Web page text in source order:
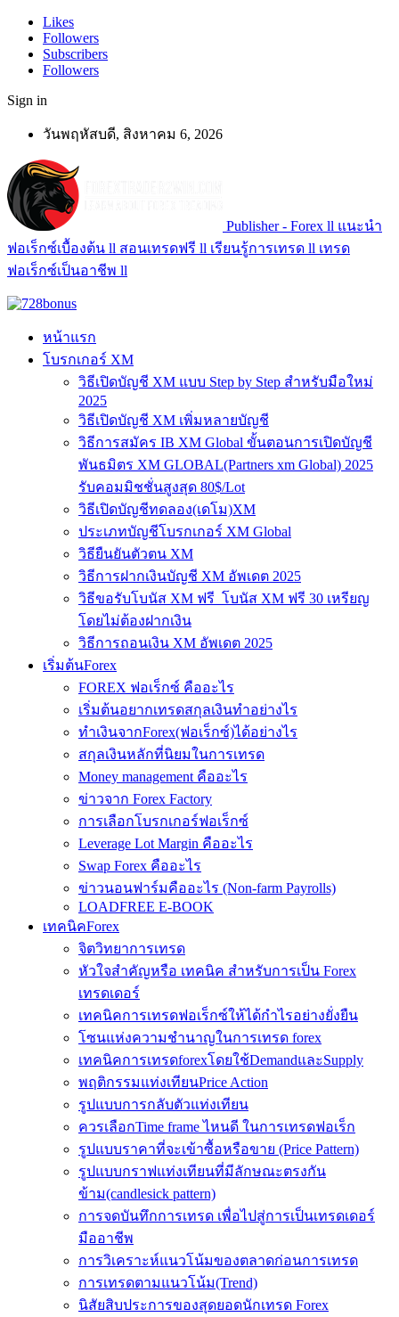
Likes
Followers
Subscribers
Followers
Sign in
วันพฤหัสบดี, สิงหาคม 6, 2026
Publisher - Forex ll แนะนำ
ฟอเร็กซ์เบื้องต้น ll สอนเทรดฟรี ll เรียนรู้การเทรด ll เทรด
ฟอเร็กซ์เป็นอาชีพ ll
หน้าแรก
โบรกเกอร์ XM
วิธีเปิดบัญชี XM แบบ Step by Step สำหรับมือใหม่
2025
วิธีเปิดบัญชี XM เพิ่มหลายบัญชี
วิธีการสมัคร IB XM Global ขั้นตอนการเปิดบัญชี
พันธมิตร XM GLOBAL(Partners xm Global) 2025
รับคอมมิชชั่นสูงสุด 80$/Lot
วิธีเปิดบัญชีทดลอง(เดโม)XM
ประเภทบัญชีโบรกเกอร์ XM Global
วิธียืนยันตัวตน XM
วิธีการฝากเงินบัญชี XM อัพเดต 2025
วิธีขอรับโบนัส XM ฟรี โบนัส XM ฟรี 30 เหรียญ
โดยไม่ต้องฝากเงิน
วิธีการถอนเงิน XM อัพเดต 2025
เริ่มต้นForex
FOREX ฟอเร็กซ์ คืออะไร
เริ่มต้นอยากเทรดสกุลเงินทำอย่างไร
ทำเงินจากForex(ฟอเร็กซ์)ได้อย่างไร
สกุลเงินหลักที่นิยมในการเทรด
Money management คืออะไร
ข่าวจาก Forex Factory
การเลือกโบรกเกอร์ฟอเร็กซ์
Leverage Lot Margin คืออะไร
Swap Forex คืออะไร
ข่าวนอนฟาร์มคืออะไร (Non-farm Payrolls)
LOADFREE E-BOOK
เทคนิคForex
จิตวิทยาการเทรด
หัวใจสำคัญหรือ เทคนิค สำหรับการเป็น Forex
เทรดเดอร์
เทคนิคการเทรดฟอเร็กซ์ให้ได้กำไรอย่างยั่งยืน
โซนแห่งความชำนาญในการเทรด forex
เทคนิคการเทรดforexโดยใช้DemandและSupply
พฤติกรรมแท่งเทียนPrice Action
รูปแบบการกลับตัวแท่งเทียน
ควรเลือกTime frame ไหนดี ในการเทรดฟอเร็ก
รูปแบบราคาที่จะเข้าซื้อหรือขาย (Price Pattern)
รูปแบบกราฟแท่งเทียนที่มีลักษณะตรงกัน
ข้าม(candlesick pattern)
การจดบันทึกการเทรด เพื่อไปสู่การเป็นเทรดเดอร์
มืออาชีพ
การวิเคราะห์แนวโน้มของตลาดก่อนการเทรด
การเทรดตามแนวโน้ม(Trend)
นิสัยสิบประการของสุดยอดนักเทรด Forex